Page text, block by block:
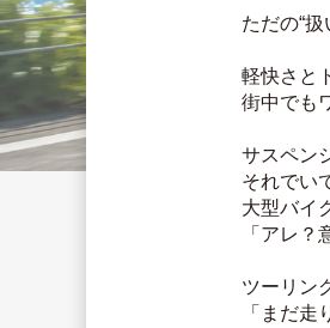
ただの“
軽快さと
街中でも
サスペン
それでい
大型バイ
「アレ？
ツーリン
「まだ